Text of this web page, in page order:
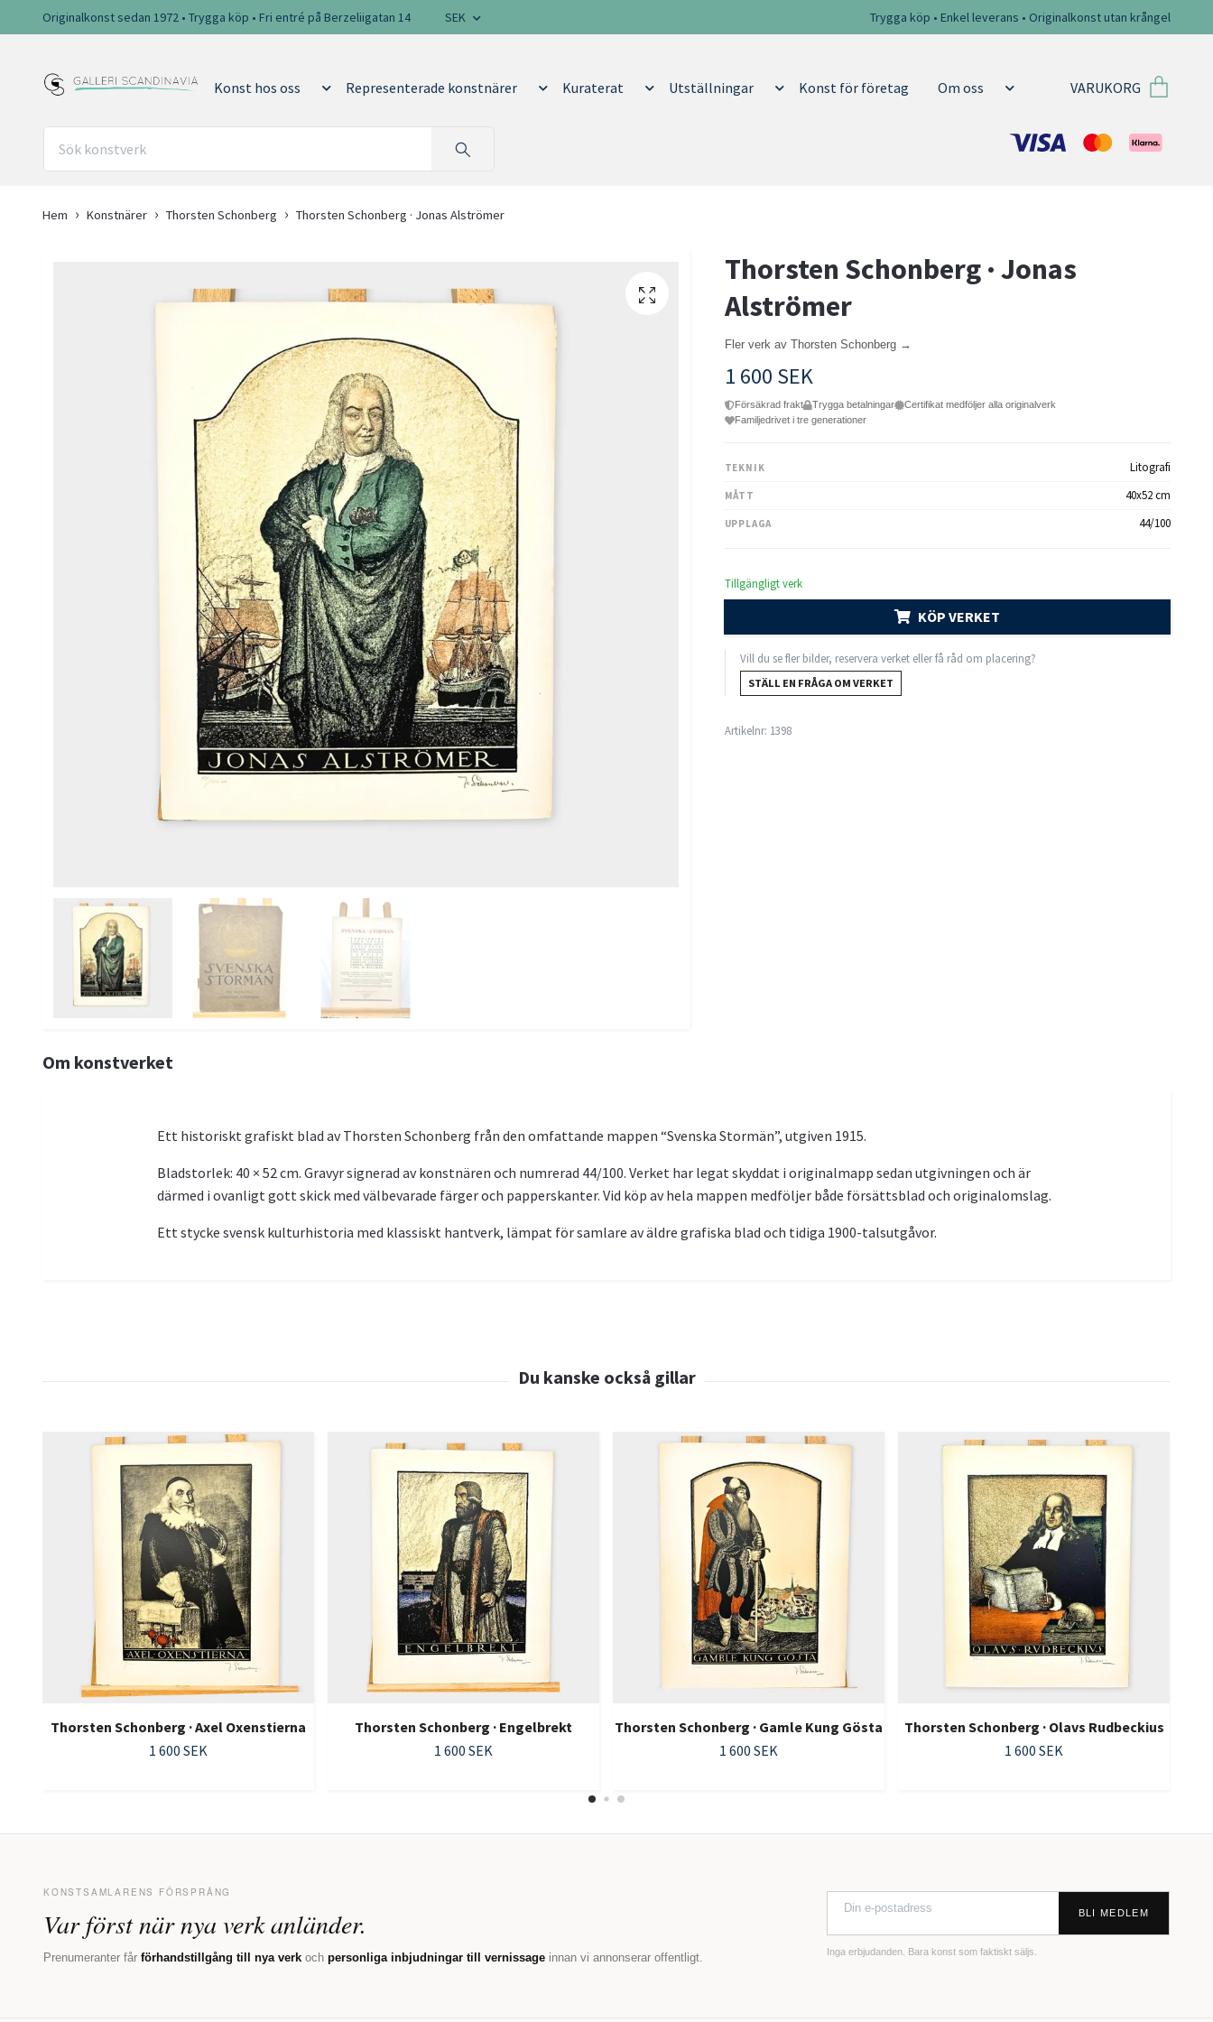
Originalkonst sedan 1972 • Trygga köp • Fri entré på Berzeliigatan 14 SEK Trygga köp • Enkel leverans • Originalkonst utan krångel
Konst hos oss Representerade konstnärer Kuraterat Utställningar Konst för företag Om oss VARUKORG
Hem Konstnärer Thorsten Schonberg Thorsten Schonberg · Jonas Alströmer
Thorsten Schonberg · Jonas
Alströmer
Fler verk av Thorsten Schonberg →
1 600 SEK
Försäkrad frakt Trygga betalningar
Certifikat medföljer alla originalverk
Familjedrivet i tre generationer
TEKNIK Litografi
MÅTT 40x52 cm
UPPLAGA 44/100
Tillgängligt verk
KÖP VERKET
Vill du se fler bilder, reservera verket eller få råd om placering?
STÄLL EN FRÅGA OM VERKET
Artikelnr: 1398
Om konstverket
Ett historiskt grafiskt blad av Thorsten Schonberg från den omfattande mappen “Svenska Stormän”, utgiven 1915.
Bladstorlek: 40 × 52 cm. Gravyr signerad av konstnären och numrerad 44/100. Verket har legat skyddat i originalmapp sedan utgivningen och är
därmed i ovanligt gott skick med välbevarade färger och papperskanter. Vid köp av hela mappen medföljer både försättsblad och originalomslag.
Ett stycke svensk kulturhistoria med klassiskt hantverk, lämpat för samlare av äldre grafiska blad och tidiga 1900-talsutgåvor.
Thorsten Schonberg · Axel Oxenstierna
1 600 SEK
Thorsten Schonberg · Engelbrekt
1 600 SEK
Thorsten Schonberg · Gamle Kung Gösta
1 600 SEK
Thorsten Schonberg · Olavs Rudbeckius
1 600 SEK
KONSTSAMLARENS FÖRSPRÅNG
Var först när nya verk anländer.
Prenumeranter får förhandstillgång till nya verk och personliga inbjudningar till vernissage innan vi annonserar offentligt.
BLI MEDLEM
Inga erbjudanden. Bara konst som faktiskt säljs.